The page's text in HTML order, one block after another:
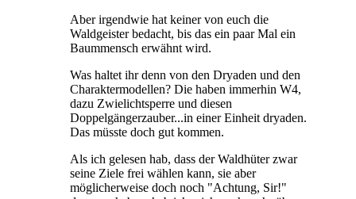
Aber irgendwie hat keiner von euch die
Waldgeister bedacht, bis das ein paar Mal ein
Baummensch erwähnt wird.
Was haltet ihr denn von den Dryaden und den
Charaktermodellen? Die haben immerhin W4,
dazu Zwielichtsperre und diesen
Doppelgängerzauber...in einer Einheit dryaden.
Das müsste doch gut kommen.
Als ich gelesen hab, dass der Waldhüter zwar
seine Ziele frei wählen kann, sie aber
möglicherweise doch noch "Achtung, Sir!"